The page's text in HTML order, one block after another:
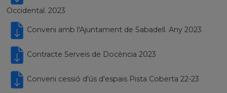
Occidental. 2023
Conveni amb l'Ajuntament de Sabadell. Any 2023
Contracte Serveis de Docència 2023
Conveni cessió d'ús d'espais Pista Coberta 22-23